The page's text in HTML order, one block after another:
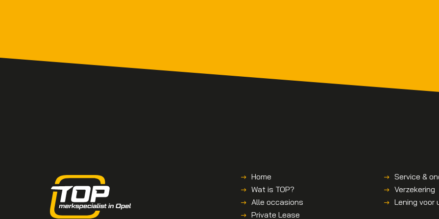
Service &
Verzekering
Lening voor
Home
Wat is TOP?
Alle occasions
Private Lease